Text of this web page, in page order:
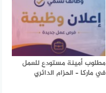
مطلوب أمينة مستودع للعمل
في ماركا – الحزام الدائري